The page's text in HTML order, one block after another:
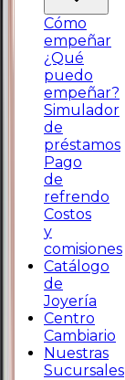
Cómo
empeñar
¿Qué
puedo
empeñar?
Simulador
de
préstamos
Pago
de
refrendo
Costos
y
comisiones
Catálogo
de
Joyería
Centro
Cambiario
Nuestras
Sucursales